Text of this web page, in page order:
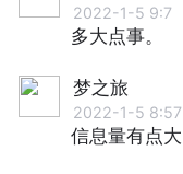
2022-1-5 9:7
多大点事。
梦之旅
2022-1-5 8:57
信息量有点大